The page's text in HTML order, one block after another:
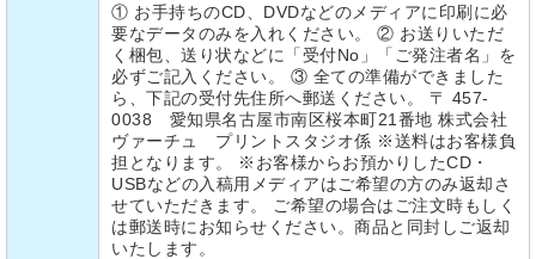
① お手持ちのCD、DVDなどのメディアに印刷に必
要なデータのみを入れください。 ② お送りいただ
く梱包、送り状などに「受付No」「ご発注者名」を
必ずご記入ください。 ③ 全ての準備ができました
ら、下記の受付先住所へ郵送ください。 〒 457-
0038 愛知県名古屋市南区桜本町21番地 株式会社
ヴァーチュ プリントスタジオ係 ※送料はお客様負
担となります。 ※お客様からお預かりしたCD・
USBなどの入稿用メディアはご希望の方のみ返却さ
せていただきます。 ご希望の場合はご注文時もしく
は郵送時にお知らせください。商品と同封しご返却
いたします。